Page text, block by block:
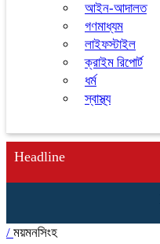
আইন-আদালত
গণমাধ্যম
লাইফস্টাইল
ক্রাইম রিপোর্ট
ধর্ম
স্বাস্থ্য
Headline
/ ময়মনসিংহ